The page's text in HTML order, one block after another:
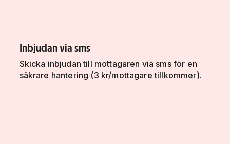
Inbjudan via sms
Skicka inbjudan till mottagaren via sms för en
säkrare hantering (3 kr/mottagare tillkommer).